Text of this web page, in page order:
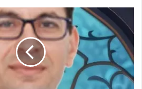
سلام
:
منع
البتر
وداء
السكرى
يبدأ